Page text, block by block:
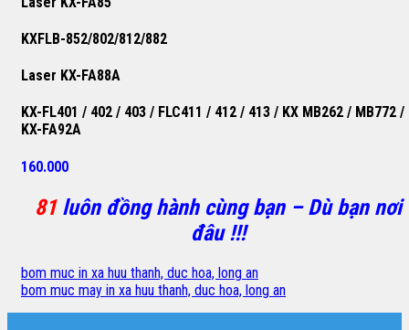
KXFLB-852/802/812/882
Laser KX-FA88A
KX-FL401 / 402 / 403 / FLC411 / 412 / 413 / KX MB262 / MB772 /
KX-FA92A
160.000
81 luôn đồng hành cùng bạn – Dù bạn nơi
đâu !!!
bom muc in xa huu thanh, duc hoa, long an
bom muc may in xa huu thanh, duc hoa, long an